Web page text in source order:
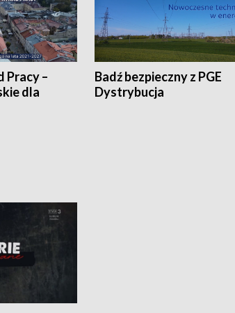
Pracy –
dla
Badź bezpieczny z PGE
Dystrybucja